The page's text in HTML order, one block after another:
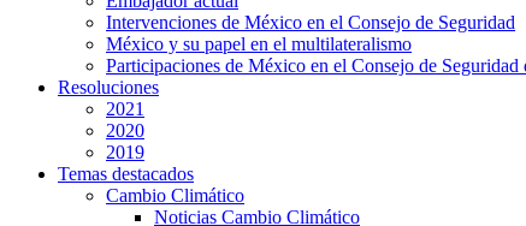
Intervenciones de México en el Consejo de Seguridad
México y su papel en el multilateralismo
Participaciones de México en el Consejo de
Resoluciones
2021
2020
2019
Temas destacados
Cambio Climático
Noticias Cambio Climático